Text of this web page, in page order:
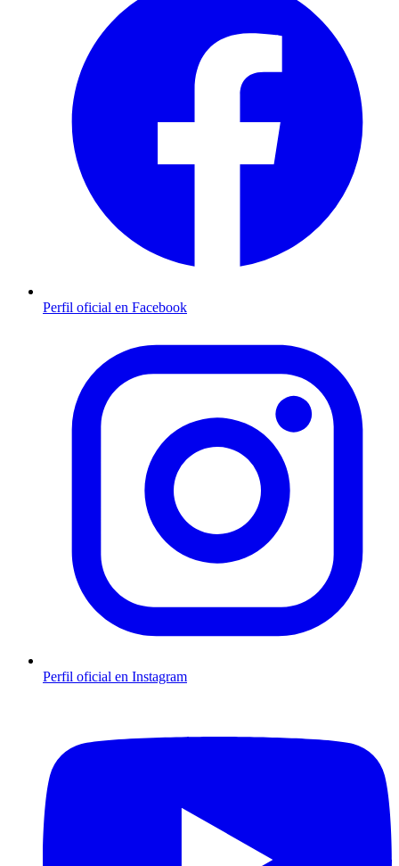
Perfil oficial en Facebook
Perfil oficial en Instagram